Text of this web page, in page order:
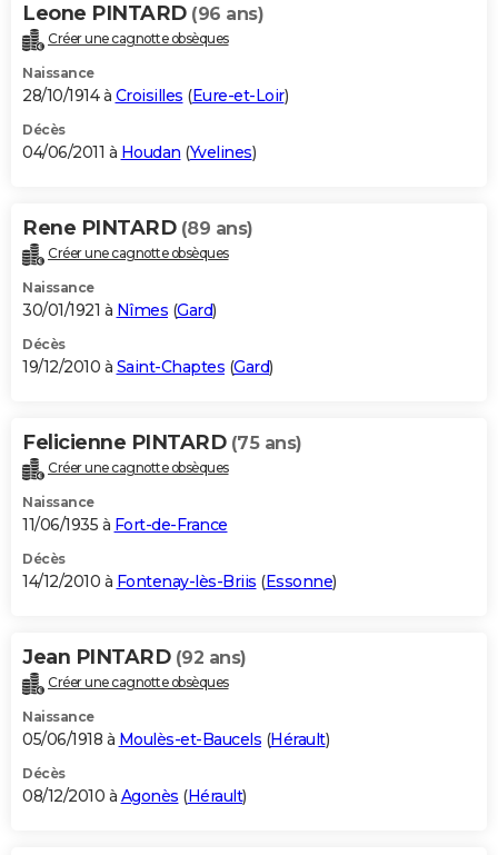
Leone PINTARD (96 ans)
Créer une cagnotte obsèques
Naissance
28/10/1914 à Croisilles (Eure-et-Loir)
Décès
04/06/2011 à Houdan (Yvelines)
Rene PINTARD (89 ans)
Créer une cagnotte obsèques
Naissance
30/01/1921 à Nîmes (Gard)
Décès
19/12/2010 à Saint-Chaptes (Gard)
Felicienne PINTARD (75 ans)
Créer une cagnotte obsèques
Naissance
11/06/1935 à Fort-de-France
Décès
14/12/2010 à Fontenay-lès-Briis (Essonne)
Jean PINTARD (92 ans)
Créer une cagnotte obsèques
Naissance
05/06/1918 à Moulès-et-Baucels (Hérault)
Décès
08/12/2010 à Agonès (Hérault)